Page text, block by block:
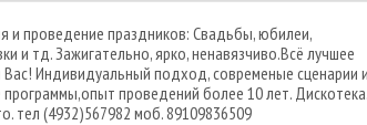
и проведение праздников: Свадьбы, юбилеи,
и тд. Зажигательно, ярко, ненавязчиво.Всё лучшее
Вас! Индивидуальный подход, современые сценарии и
программы,опыт проведений более 10 лет. Дискотека.
тел (4932)567982 моб. 89109836509